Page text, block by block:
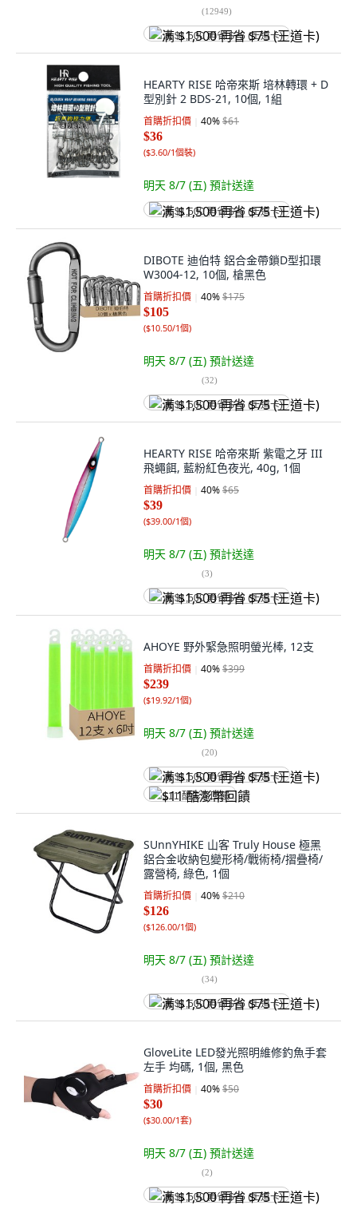
(12949)
满 $1,500 再省 $75 (王道卡)
HEARTY RISE 哈帝來斯 培林轉環 + D
型別針 2 BDS-21, 10個, 1組
首購折扣價 40%$61
$36
($3.60/1個裝)
明天 8/7 (五) 預計送達
满 $1,500 再省 $75 (王道卡)
DIBOTE 迪伯特 鋁合金帶鎖D型扣環
W3004-12, 10個, 槍黑色
首購折扣價 40%$175
$105
($10.50/1個)
明天 8/7 (五) 預計送達
(32)
满 $1,500 再省 $75 (王道卡)
HEARTY RISE 哈帝來斯 紫電之牙 III
飛蠅餌, 藍粉紅色夜光, 40g, 1個
首購折扣價 40%$65
$39
($39.00/1個)
明天 8/7 (五) 預計送達
(3)
满 $1,500 再省 $75 (王道卡)
AHOYE 野外緊急照明螢光棒, 12支
首購折扣價 40%$399
$239
($19.92/1個)
明天 8/7 (五) 預計送達
(20)
满 $1,500 再省 $75 (王道卡)
$11 酷澎幣回饋
SUnnYHIKE 山客 Truly House 極黑
鋁合金收納包變形椅/戰術椅/摺疊椅/
露營椅, 綠色, 1個
首購折扣價 40%$210
$126
($126.00/1個)
明天 8/7 (五) 預計送達
(34)
满 $1,500 再省 $75 (王道卡)
GloveLite LED發光照明維修釣魚手套
左手 均碼, 1個, 黑色
首購折扣價 40%$50
$30
($30.00/1套)
明天 8/7 (五) 預計送達
(2)
满 $1,500 再省 $75 (王道卡)